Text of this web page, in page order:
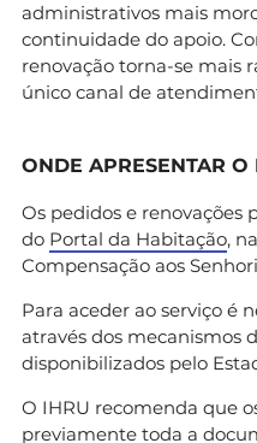
administrativos mais
continuidade do apoio.
renovação torna-se mais
único canal de
ONDE APRESENTAR O
Os pedidos e renovações
do Portal da Habitação,
Compensação aos
Para aceder ao serviço é
através dos mecanismos
disponibilizados pelo
O IHRU recomenda que
previamente toda a